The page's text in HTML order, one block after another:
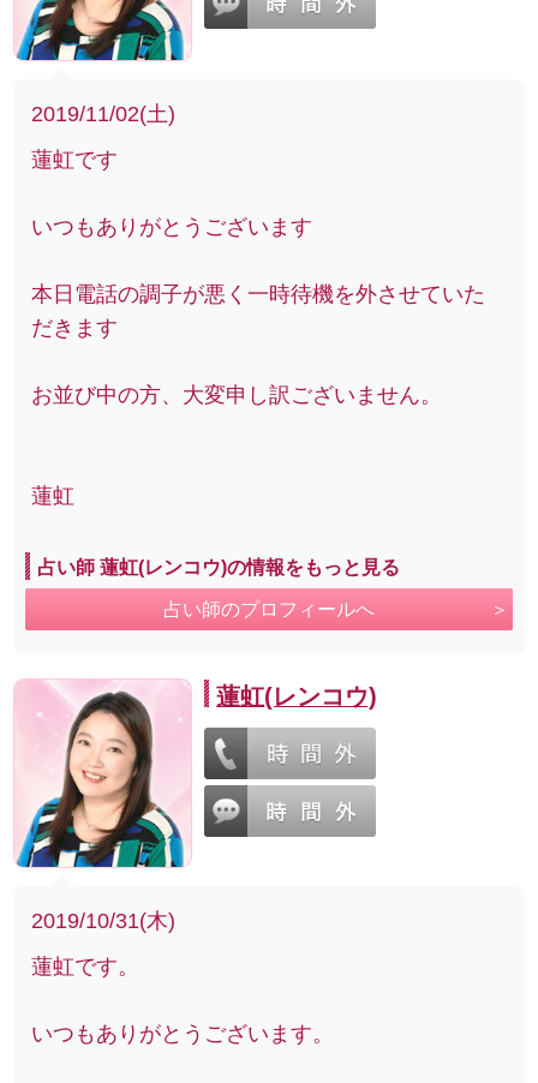
2019/11/02(土)
蓮虹です
いつもありがとうございます
本日電話の調子が悪く一時待機を外させていた
だきます
お並び中の方、大変申し訳ございません。
蓮虹
占い師 蓮虹(レンコウ)の情報をもっと見る
占い師のプロフィールへ
蓮虹(レンコウ)
2019/10/31(木)
蓮虹です。
いつもありがとうございます。